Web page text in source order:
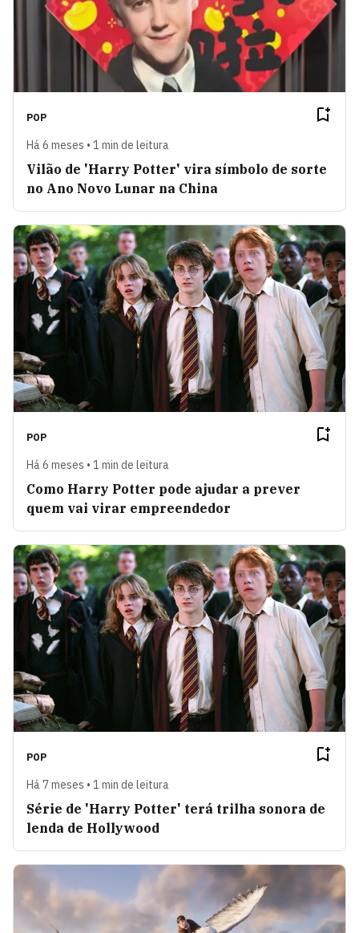
POP
Há 6 meses • 1 min de leitura
Vilão de 'Harry Potter' vira símbolo de sorte
no Ano Novo Lunar na China
POP
Há 6 meses • 1 min de leitura
Como Harry Potter pode ajudar a prever
quem vai virar empreendedor
POP
Há 7 meses • 1 min de leitura
Série de 'Harry Potter' terá trilha sonora de
lenda de Hollywood